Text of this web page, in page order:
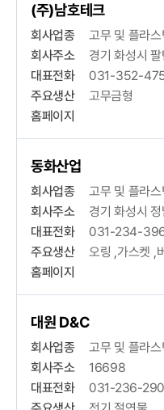
(주)남호테크
회사업종
고무 및 플라
회사주소
경기 화성시 팔
대표전화
031-352-
주요생산
고무금형
홈페이지
동화산업
회사업종
고무 및 플라
회사주소
경기 화성시 정
대표전화
031-234-
주요생산
오링 ,가스켓 ,
홈페이지
대원 D&C
회사업종
고무 및 플라
회사주소
16698
대표전화
031-236-